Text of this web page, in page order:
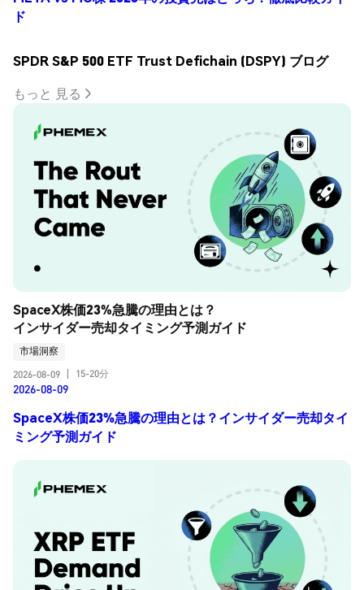
ド
SPDR S&P 500 ETF Trust Defichain (DSPY) ブログ
もっと 見る
SpaceX株価23%急騰の理由とは？
インサイダー売却タイミング予測ガイド
市場洞察
2026-08-09
15-20分
2026-08-09
SpaceX株価23%急騰の理由とは？インサイダー売却タイ
ミング予測ガイド